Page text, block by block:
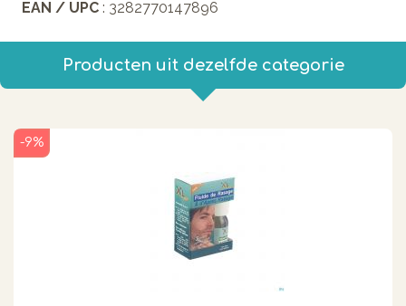
EAN / UPC : 3282770147896
Producten uit dezelfde categorie
-9%